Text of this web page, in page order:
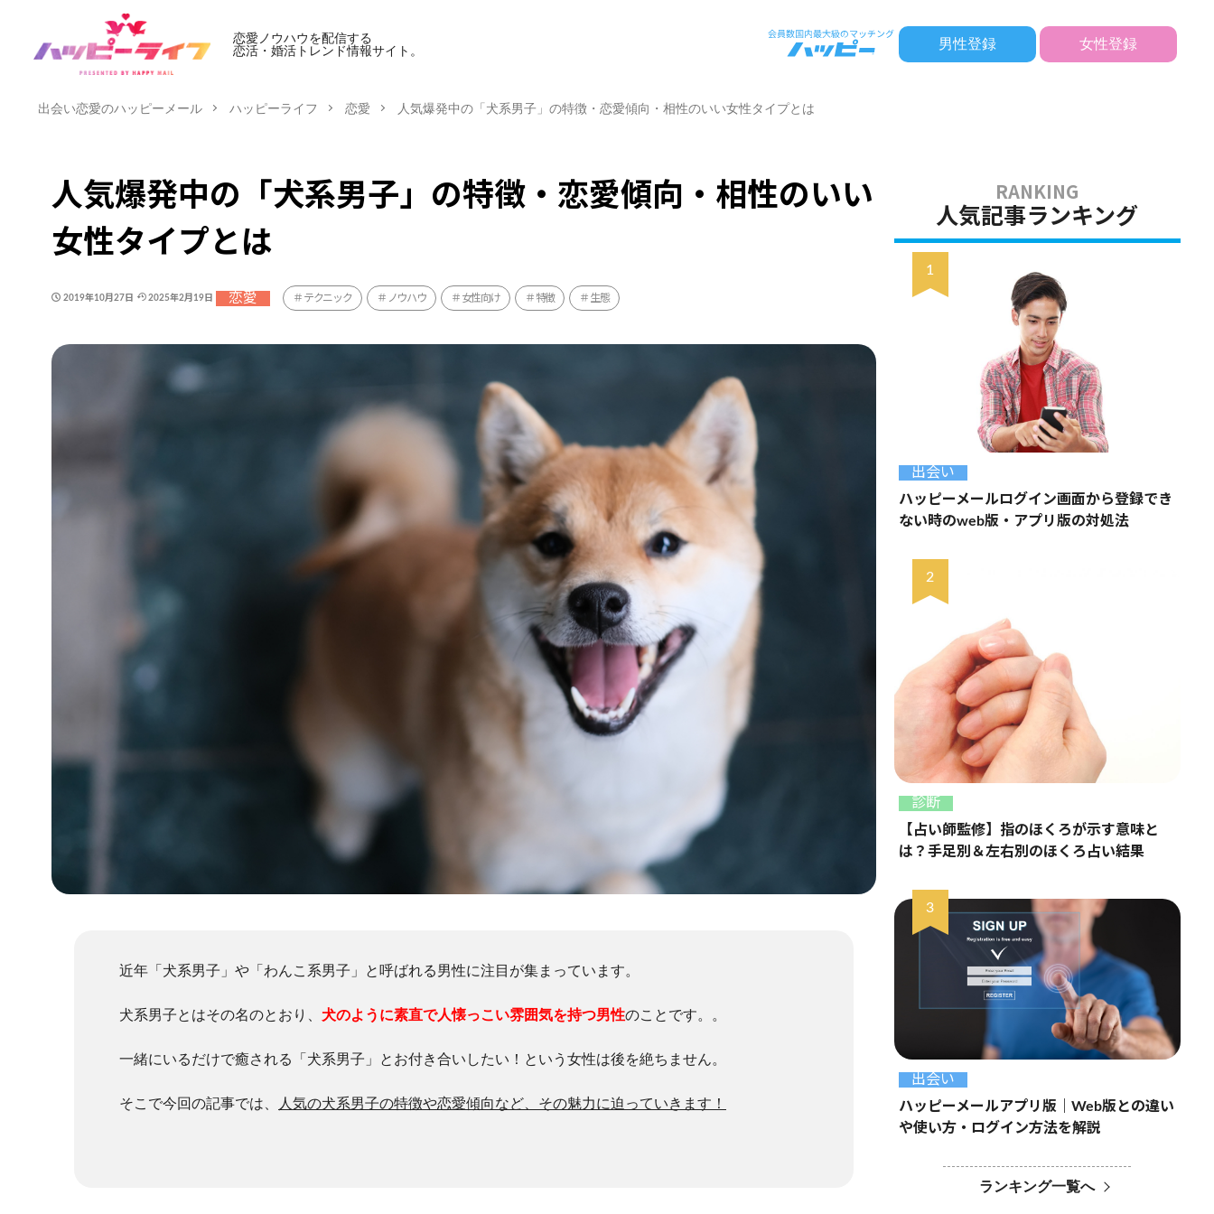
恋愛ノウハウを配信する
恋活・婚活トレンド情報サイト。
男性登録 女性登録
出会い恋愛のハッピーメール ハッピーライフ 恋愛 人気爆発中の「犬系男子」の特徴・恋愛傾向・相性のいい女性タイプとは
人気爆発中の「犬系男子」の特徴・恋愛傾向・相性のいい
女性タイプとは
2019年10月27日 2025年2月19日 恋愛 テクニック ノウハウ 女性向け 特徴 生態
近年「犬系男子」や「わんこ系男子」と呼ばれる男性に注目が集まっています。
犬系男子とはその名のとおり、 犬のように素直で人懐っこい雰囲気を持つ男性のことです。。
一緒にいるだけで癒される「犬系男子」とお付き合いしたい！という女性は後を絶ちません。
そこで今回の記事では、 人気の犬系男子の特徴や恋愛傾向など、その魅力に迫っていきます！
人気記事ランキング
出会い
ハッピーメールログイン画面から登録でき
ない時のweb版・アプリ版の対処法
診断
【占い師監修】指のほくろが示す意味と
は？手足別＆左右別のほくろ占い結果
出会い
ハッピーメールアプリ版｜Web版との違い
や使い方・ログイン方法を解説
ランキング一覧へ